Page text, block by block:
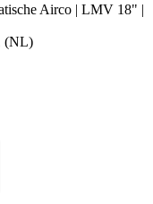
Airco | LMV 18" |
(NL)